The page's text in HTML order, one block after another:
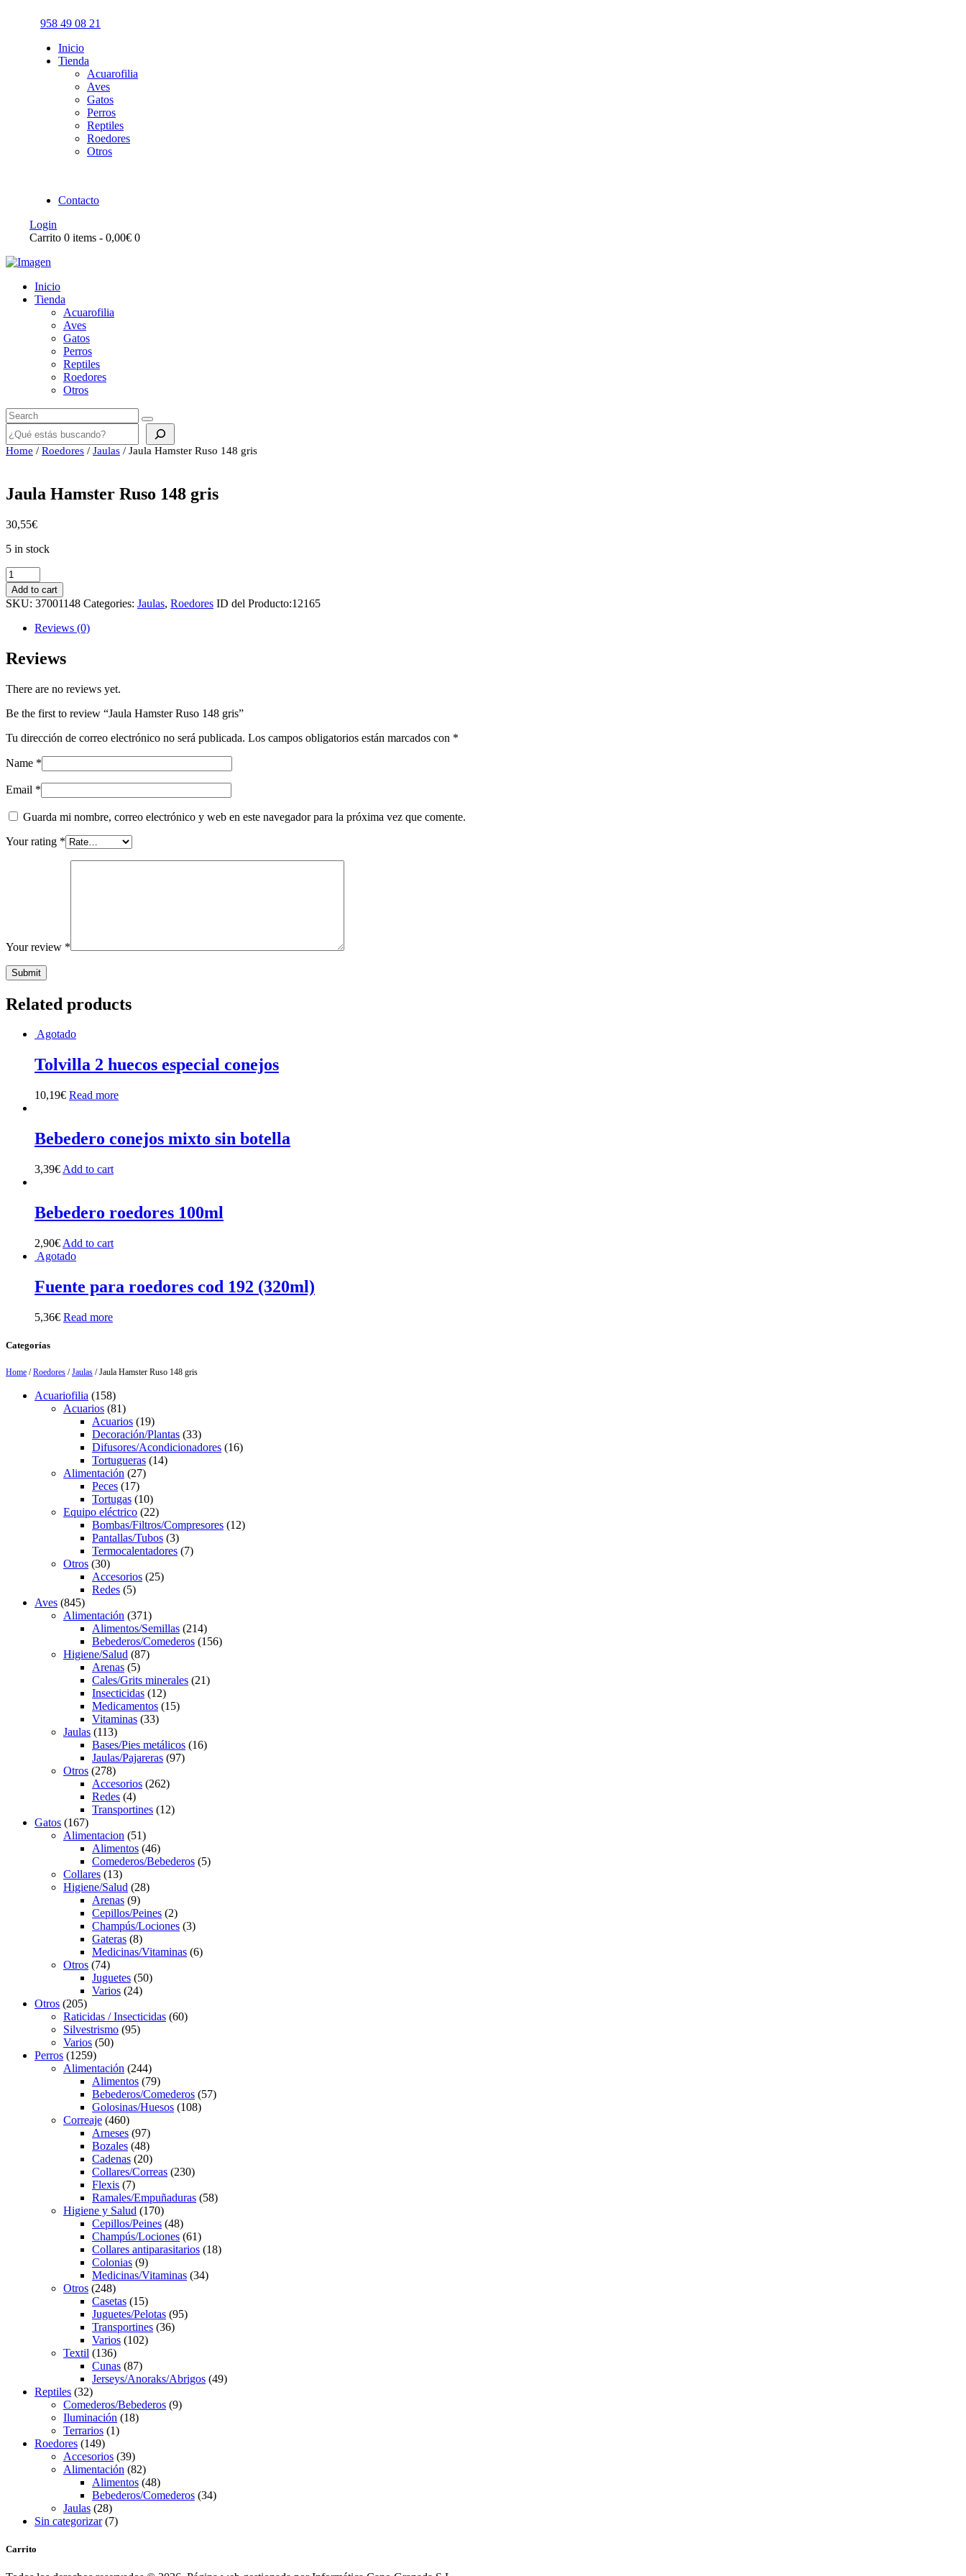
958 49 08 21
Inicio
Tienda
Acuarofilia
Aves
Gatos
Perros
Reptiles
Roedores
Otros
Contacto
Login
Carrito 0 items - 0,00€ 0
Inicio
Tienda
Acuarofilia
Aves
Gatos
Perros
Reptiles
Roedores
Otros
Buscar
Home / Roedores / Jaulas / Jaula Hamster Ruso 148 gris
Jaula Hamster Ruso 148 gris
30,55€
5 in stock
Jaula
Hamster
Ruso
148
quantity
Add to cart
SKU: 37001148 Categories: Jaulas, Roedores ID del Producto:12165
Reviews (0)
Reviews
There are no reviews yet.
Be the first to review “Jaula Hamster Ruso 148 gris”
Tu dirección de correo electrónico no será publicada. Los campos obligatorios están marcados con *
Name *
Email *
Guarda mi nombre, correo electrónico y web en este navegador para la próxima vez que comente.
Your rating *
Your review *
Related products
Agotado
Tolvilla 2 huecos especial conejos
10,19€ Read more
Bebedero conejos mixto sin botella
3,39€ Add to cart
Bebedero roedores 100ml
2,90€ Add to cart
Agotado
Fuente para roedores cod 192 (320ml)
5,36€ Read more
Categorías
Home /Roedores /Jaulas / Jaula Hamster Ruso 148 gris
Acuariofilia 158158
products
Acuarios 8181
products
Acuarios 1919
products
Decoración/Plantas 3333
products
Difusores/Acondicionadores 1616
Tortugueras 1414
Alimentación 2727
Peces 1717
products
Tortugas 1010
products
Equipo eléctrico 2222
products
Bombas/Filtros/Compresores 1212
Pantallas/Tubos 33
products
Termocalentadores 77
Otros 3030
products
Accesorios 2525
Redes 55
Aves 845845
products
Alimentación 371371
products
Alimentos/Semillas 214214
products
Bebederos/Comederos 156156
Higiene/Salud 8787
Arenas 55
products
Cales/Grits minerales 2121
Insecticidas 1212
products
Medicamentos 1515
Vitaminas 3333
Jaulas 113113
products
Bases/Pies metálicos 1616
Jaulas/Pajareras 9797
Otros 278278
products
Accesorios 262262
Redes 44
products
Transportines 1212
Gatos 167167
products
Alimentacion 5151
products
Alimentos 4646
products
Comederos/Bebederos 55
Collares 1313
products
Higiene/Salud 2828
Arenas 99
products
Cepillos/Peines 22
products
Champús/Lociones 33
Gateras 88
products
Medicinas/Vitaminas 66
Otros 7474
products
Juguetes 5050
Varios 2424
Otros 205205
products
Raticidas / Insecticidas 6060
Silvestrismo 9595
Varios 5050
Perros 12591259
products
Alimentación 244244
products
Alimentos 7979
products
Bebederos/Comederos 5757
Golosinas/Huesos 108108
Correaje 460460
products
Arneses 9797
products
Bozales 4848
products
Cadenas 2020
products
Collares/Correas 230230
Flexis 77
products
Ramales/Empuñaduras 5858
Higiene y Salud 170170
products
Cepillos/Peines 4848
products
Champús/Lociones 6161
products
Collares antiparasitarios 1818
Colonias 99
products
Medicinas/Vitaminas 3434
Otros 248248
products
Casetas 1515
products
Juguetes/Pelotas 9595
Transportines 3636
Varios 102102
Textil 136136
products
Cunas 8787
products
Jerseys/Anoraks/Abrigos 4949
Reptiles 3232
products
Comederos/Bebederos 99
Iluminación 1818
Terrarios 11
Roedores 149149
products
Accesorios 3939
products
Alimentación 8282
products
Alimentos 4848
products
Bebederos/Comederos 3434
Jaulas 2828
products
Sin categorizar 77
Carrito